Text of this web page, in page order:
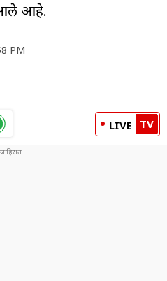
आले आहे.
PM
LIVE TV